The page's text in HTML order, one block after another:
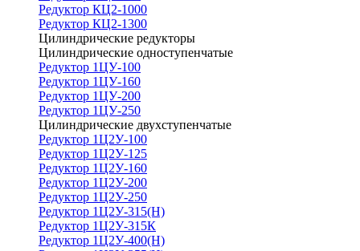
Редуктор КЦ2-1000
Редуктор КЦ2-1300
Цилиндрические редукторы
Цилиндрические одноступенчатые
Редуктор 1ЦУ-100
Редуктор 1ЦУ-160
Редуктор 1ЦУ-200
Редуктор 1ЦУ-250
Цилиндрические двухступенчатые
Редуктор 1Ц2У-100
Редуктор 1Ц2У-125
Редуктор 1Ц2У-160
Редуктор 1Ц2У-200
Редуктор 1Ц2У-250
Редуктор 1Ц2У-315(Н)
Редуктор 1Ц2У-315К
Редуктор 1Ц2У-400(Н)